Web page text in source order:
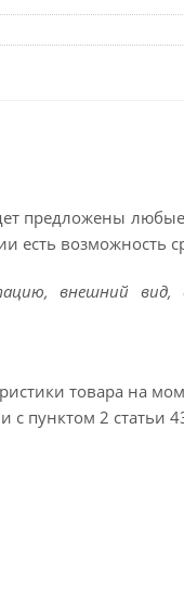
предложены
возможность
внешний вид,
товара на
с пунктом 2 статьи